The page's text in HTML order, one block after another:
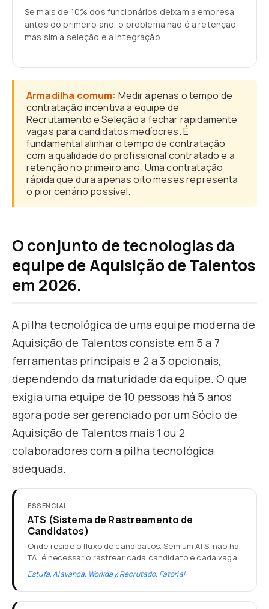
Se mais de 10% dos funcionários deixam a empresa
antes do primeiro ano, o problema não é a retenção,
mas sim a seleção e a integração.
Armadilha comum: Medir apenas o tempo de
contratação incentiva a equipe de
Recrutamento e Seleção a fechar rapidamente
vagas para candidatos medíocres. É
fundamental alinhar o tempo de contratação
com a qualidade do profissional contratado e a
retenção no primeiro ano. Uma contratação
rápida que dura apenas oito meses representa
o pior cenário possível.
O conjunto de tecnologias da
equipe de Aquisição de Talentos
em 2026.
A pilha tecnológica de uma equipe moderna de
Aquisição de Talentos consiste em 5 a 7
ferramentas principais e 2 a 3 opcionais,
dependendo da maturidade da equipe. O que
exigia uma equipe de 10 pessoas há 5 anos
agora pode ser gerenciado por um Sócio de
Aquisição de Talentos mais 1 ou 2
colaboradores com a pilha tecnológica
adequada.
ESSENCIAL
ATS (Sistema de Rastreamento de
Candidatos)
Onde reside o fluxo de candidatos. Sem um ATS, não há
TA: é necessário rastrear cada candidato e cada vaga.
Estufa, Alavanca, Workday, Recrutado, Fatorial